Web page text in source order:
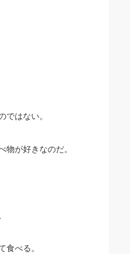
ではない。
物が好きなのだ。
食べる。